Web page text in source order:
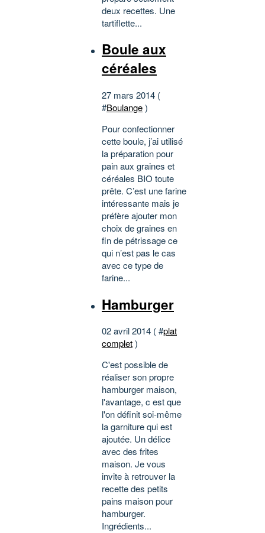
deux recettes. Une
tartiflette...
Boule aux
céréales
27 mars 2014 (
#Boulange)
Pour confectionner
cette boule, j’ai utilisé
la préparation pour
pain aux graines et
céréales BIO toute
prête. C’est une farine
intéressante mais je
préfère ajouter mon
choix de graines en
fin de pétrissage ce
qui n’est pas le cas
avec ce type de
farine...
Hamburger
02 avril 2014 ( #plat
complet)
C'est possible de
réaliser son propre
hamburger maison,
l'avantage, c est que
l'on définit soi-même
la garniture qui est
ajoutée. Un délice
avec des frites
maison. Je vous
invite à retrouver la
recette des petits
pains maison pour
hamburger.
Ingrédients...